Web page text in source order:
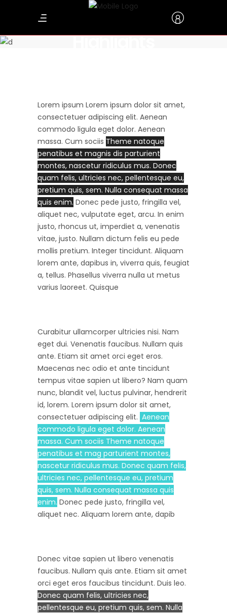
Highlights
Lorem ipsum Lorem ipsum dolor sit amet,
consectetuer adipiscing elit. Aenean
commodo ligula eget dolor. Aenean
massa. Cum sociis Theme natoque
penatibus et magnis dis parturient
montes, nascetur ridiculus mus. Donec
quam felis, ultricies nec, pellentesque eu,
pretium quis, sem. Nulla consequat massa
quis enim. Donec pede justo, fringilla vel,
aliquet nec, vulputate eget, arcu. In enim
justo, rhoncus ut, imperdiet a, venenatis
vitae, justo. Nullam dictum felis eu pede
mollis pretium. Integer tincidunt. Aliquam
lorem ante, dapibus in, viverra quis, feugiat
a, tellus. Phasellus viverra nulla ut metus
varius laoreet. Quisque
Curabitur ullamcorper ultricies nisi. Nam
eget dui. Venenatis faucibus. Nullam quis
ante. Etiam sit amet orci eget eros.
Maecenas nec odio et ante tincidunt
tempus vitae sapien ut libero? Nam quam
nunc, blandit vel, luctus pulvinar, hendrerit
id, lorem. Lorem ipsum dolor sit amet,
consectetuer adipiscing elit. Aenean
commodo ligula eget dolor. Aenean
massa. Cum sociis Theme natoque
penatibus et mag parturient montes,
nascetur ridiculus mus. Donec quam felis,
ultricies nec, pellentesque eu, pretium
quis, sem. Nulla consequat massa quis
enim. Donec pede justo, fringilla vel,
aliquet nec. Aliquam lorem ante, dapib
Donec vitae sapien ut libero venenatis
faucibus. Nullam quis ante. Etiam sit amet
orci eget eros faucibus tincidunt. Duis leo.
Donec quam felis, ultricies nec,
pellentesque eu, pretium quis, sem. Nulla